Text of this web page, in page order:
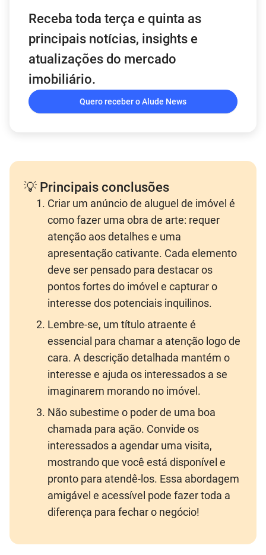
Receba toda terça e quinta as
principais notícias, insights e
atualizações do mercado
imobiliário.
Quero receber o Alude News
💡 Principais conclusões
Criar um anúncio de aluguel de imóvel é
como fazer uma obra de arte: requer
atenção aos detalhes e uma
apresentação cativante. Cada elemento
deve ser pensado para destacar os
pontos fortes do imóvel e capturar o
interesse dos potenciais inquilinos.
Lembre-se, um título atraente é
essencial para chamar a atenção logo de
cara. A descrição detalhada mantém o
interesse e ajuda os interessados a se
imaginarem morando no imóvel.
Não subestime o poder de uma boa
chamada para ação. Convide os
interessados a agendar uma visita,
mostrando que você está disponível e
pronto para atendê-los. Essa abordagem
amigável e acessível pode fazer toda a
diferença para fechar o negócio!